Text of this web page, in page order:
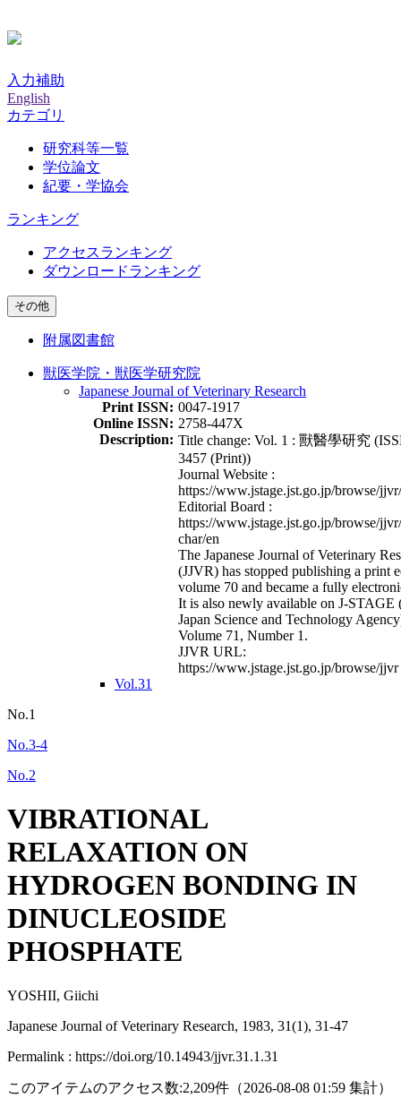
入力補助
English
カテゴリ
研究科等一覧
学位論文
紀要・学協会
ランキング
アクセスランキング
ダウンロードランキング
その他
附属図書館
獣医学院・獣医学研究院
Japanese Journal of Veterinary Research
Print ISSN: 0047-1917
Online ISSN: 2758-447X
Description: Title change: Vol. 1 : 獸醫學研究
3457 (Print))
Journal Website :
https://www.jstage.jst.go.jp/browse/
Editorial Board :
https://www.jstage.jst.go.jp/browse/
char/en
The Japanese Journal of Veterinary
(JJVR) has stopped publishing a print
volume 70 and became a fully
It is also newly available on J-STAGE
Japan Science and Technology
Volume 71, Number 1.
JJVR URL:
https://www.jstage.jst.go.jp/browse/jjvr
Vol.31
No.1
No.3-4
No.2
VIBRATIONAL
RELAXATION ON
HYDROGEN BONDING IN
DINUCLEOSIDE
PHOSPHATE
YOSHII, Giichi
Japanese Journal of Veterinary Research, 1983, 31(1), 31-47
Permalink : https://doi.org/10.14943/jjvr.31.1.31
このアイテムのアクセス数:2,209件 （2026-08-08 01:59 集計）